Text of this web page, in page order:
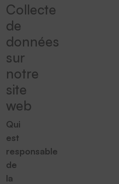
Collecte
de
données
sur
notre
site
web
Qui
est
responsable
de
la